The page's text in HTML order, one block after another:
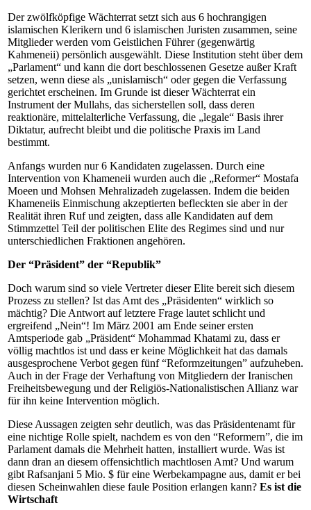
Der zwölfköpfige Wächterrat setzt sich aus 6 hochrangigen
islamischen Klerikern und 6 islamischen Juristen zusammen, seine
Mitglieder werden vom Geistlichen Führer (gegenwärtig
Kahmeneii) persönlich ausgewählt. Diese Institution steht über dem
„Parlament“ und kann die dort beschlossenen Gesetze außer Kraft
setzen, wenn diese als „unislamisch“ oder gegen die Verfassung
gerichtet erscheinen. Im Grunde ist dieser Wächterrat ein
Instrument der Mullahs, das sicherstellen soll, dass deren
reaktionäre, mittelalterliche Verfassung, die „legale“ Basis ihrer
Diktatur, aufrecht bleibt und die politische Praxis im Land
bestimmt.
Anfangs wurden nur 6 Kandidaten zugelassen. Durch eine
Intervention von Khameneii wurden auch die „Reformer“ Mostafa
Moeen und Mohsen Mehralizadeh zugelassen. Indem die beiden
Khameneiis Einmischung akzeptierten befleckten sie aber in der
Realität ihren Ruf und zeigten, dass alle Kandidaten auf dem
Stimmzettel Teil der politischen Elite des Regimes sind und nur
unterschiedlichen Fraktionen angehören.
Der “Präsident” der “Republik”
Doch warum sind so viele Vertreter dieser Elite bereit sich diesem
Prozess zu stellen? Ist das Amt des „Präsidenten“ wirklich so
mächtig? Die Antwort auf letztere Frage lautet schlicht und
ergreifend „Nein“! Im März 2001 am Ende seiner ersten
Amtsperiode gab „Präsident“ Mohammad Khatami zu, dass er
völlig machtlos ist und dass er keine Möglichkeit hat das damals
ausgesprochene Verbot gegen fünf “Reformzeitungen” aufzuheben.
Auch in der Frage der Verhaftung von Mitgliedern der Iranischen
Freiheitsbewegung und der Religiös-Nationalistischen Allianz war
für ihn keine Intervention möglich.
Diese Aussagen zeigten sehr deutlich, was das Präsidentenamt für
eine nichtige Rolle spielt, nachdem es von den “Reformern”, die im
Parlament damals die Mehrheit hatten, installiert wurde. Was ist
dann dran an diesem offensichtlich machtlosen Amt? Und warum
gibt Rafsanjani 5 Mio. $ für eine Werbekampagne aus, damit er bei
diesen Scheinwahlen diese faule Position erlangen kann? Es ist die
Wirtschaft